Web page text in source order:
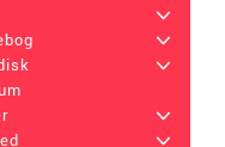
+
+
+
+
+